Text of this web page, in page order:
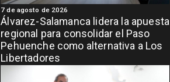
Álvarez-Salamanca lidera la apuesta
regional para consolidar el Paso
Pehuenche como alternativa a Los
Libertadores
7 de agosto de 2026